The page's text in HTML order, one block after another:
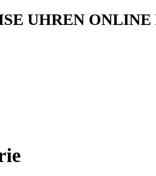
UHREN ONLINE